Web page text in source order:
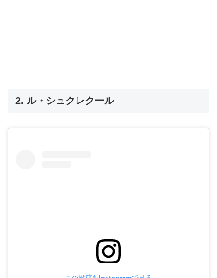
2. ル・シュクレクール